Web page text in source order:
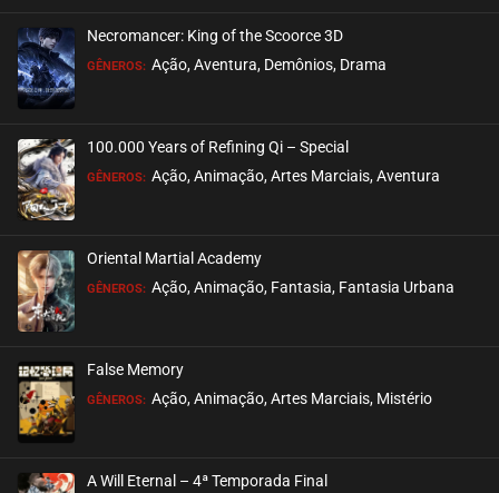
EPISÓDIO 22
setembro 28, 2020
EPISÓDIO 21
setembro 28, 2020
EPISÓDIO 20
setembro 28, 2020
EPISÓDIO 19
setembro 28, 2020
Necromancer: King of the Scoorce 3D
GÊNEROS: Ação, Aventura, Demônios, Drama
100.000 Years of Refining Qi – Special
GÊNEROS: Ação, Animação, Artes Marciais, Aventura
Oriental Martial Academy
GÊNEROS: Ação, Animação, Fantasia, Fantasia Urbana
False Memory
GÊNEROS: Ação, Animação, Artes Marciais, Mistério
A Will Eternal – 4ª Temporada Final